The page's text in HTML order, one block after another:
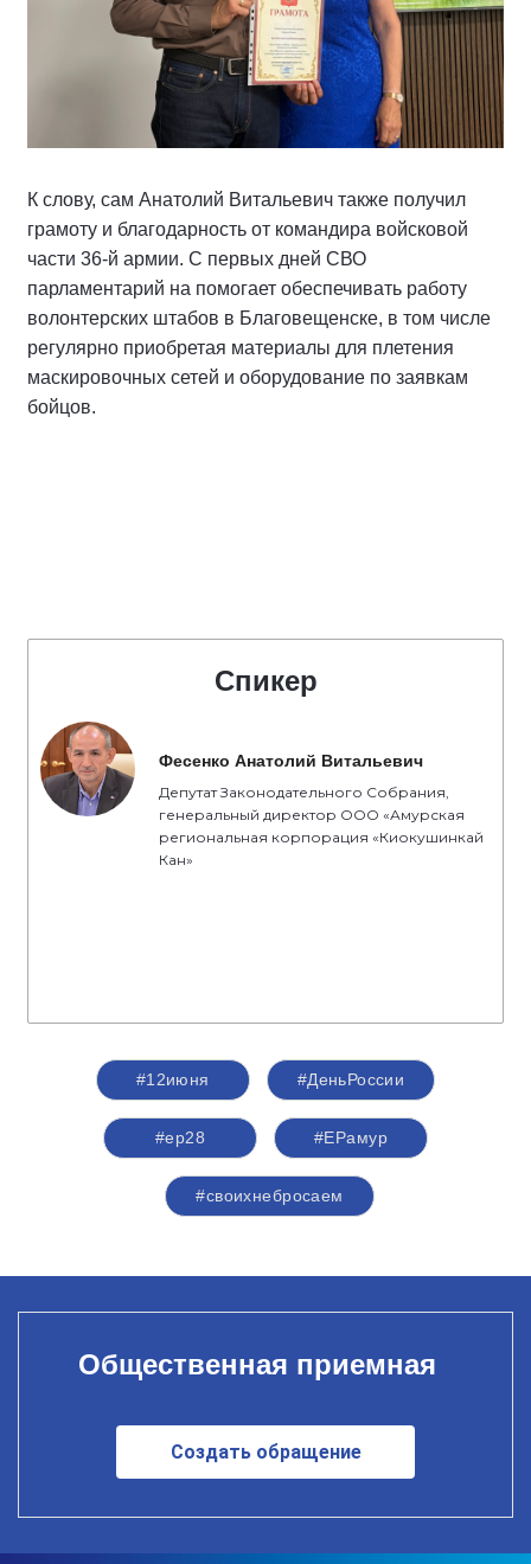
К слову, сам Анатолий Витальевич также получил
грамоту и благодарность от командира войсковой
части 36-й армии. С первых дней СВО
парламентарий на помогает обеспечивать работу
волонтерских штабов в Благовещенске, в том числе
регулярно приобретая материалы для плетения
маскировочных сетей и оборудование по заявкам
бойцов.
Спикер
Фесенко Анатолий Витальевич
Депутат Законодательного Собрания,
генеральный директор ООО «Амурская
региональная корпорация «Киокушинкай
Кан»
#12июня #ДеньРоссии
#ер28 #ЕРамур
#своихнебросаем
Общественная приемная
Создать обращение